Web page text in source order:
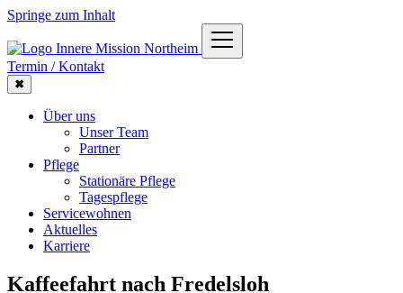
Springe zum Inhalt
Termin / Kontakt
✖
Über uns
Unser Team
Partner
Pflege
Stationäre Pflege
Tagespflege
Servicewohnen
Aktuelles
Karriere
Kaffeefahrt nach Fredelsloh